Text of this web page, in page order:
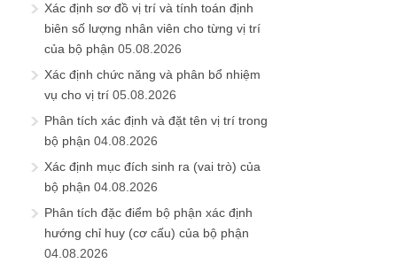
Xác định sơ đồ vị trí và tính toán định
biên số lượng nhân viên cho từng vị trí
của bộ phận 05.08.2026
Xác định chức năng và phân bổ nhiệm
vụ cho vị trí 05.08.2026
Phân tích xác định và đặt tên vị trí trong
bộ phận 04.08.2026
Xác định mục đích sinh ra (vai trò) của
bộ phận 04.08.2026
Phân tích đặc điểm bộ phận xác định
hướng chỉ huy (cơ cấu) của bộ phận
04.08.2026